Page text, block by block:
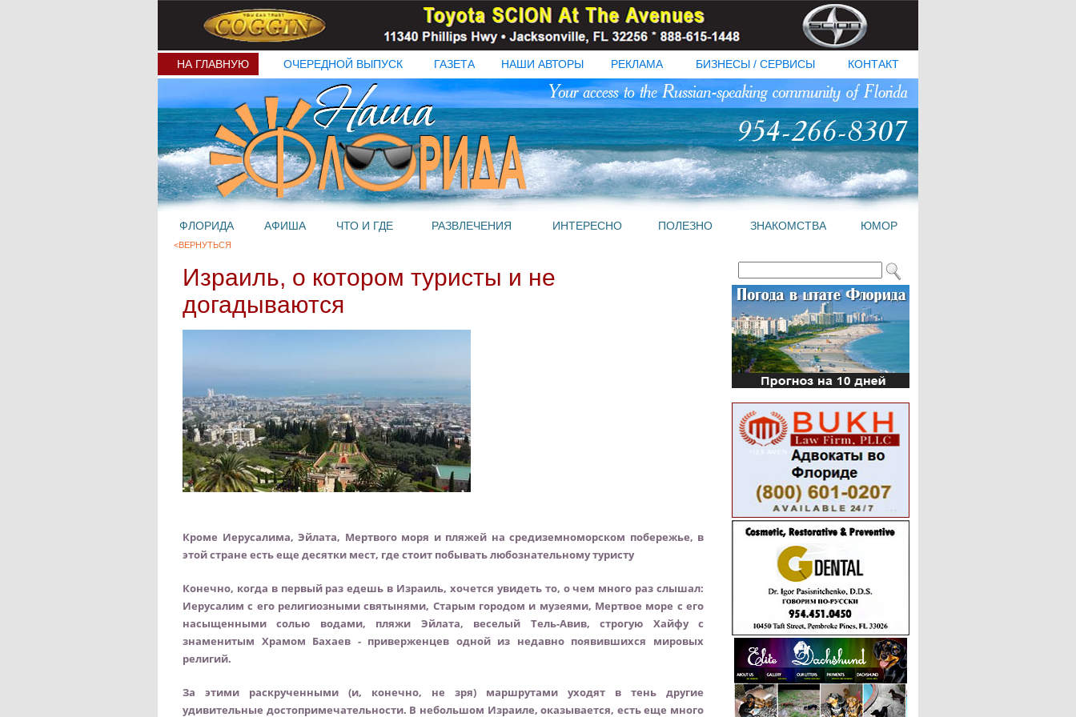
НА ГЛАВНУЮ ОЧЕРЕДНОЙ ВЫПУСК ГАЗЕТА НАШИ АВТОРЫ РЕКЛАМА БИЗНЕСЫ / СЕРВИСЫ КОНТАКТ
ФЛОРИДА АФИША ЧТО И ГДЕ РАЗВЛЕЧЕНИЯ ИНТЕРЕСНО ПОЛЕЗНО ЗНАКОМСТВА ЮМОР
<ВЕРНУТЬСЯ
Израиль, о котором туристы и не
догадываются
Кроме Иерусалима, Эйлата, Мертвого моря и пляжей на средиземноморском побережье, в
этой стране есть еще десятки мест, где стоит побывать любознательному туристу
Конечно, когда в первый раз едешь в Израиль, хочется увидеть то, о чем много раз слышал:
Иерусалим с его религиозными святынями, Старым городом и музеями, Мертвое море с его
насыщенными солью водами, пляжи Эйлата, веселый Тель-Авив, строгую Хайфу с
знаменитым Храмом Бахаев - приверженцев одной из недавно появившихся мировых
религий.
За этими раскрученными (и, конечно, не зря) маршрутами уходят в тень другие
удивительные достопримечательности. В небольшом Израиле, оказывается, есть еще много